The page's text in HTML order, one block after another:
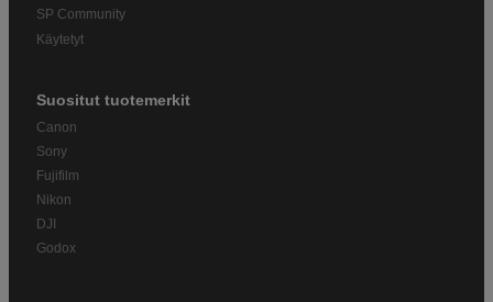
SP Community
Käytetyt
Suositut tuotemerkit
Canon
Sony
Fujifilm
Nikon
DJI
Godox